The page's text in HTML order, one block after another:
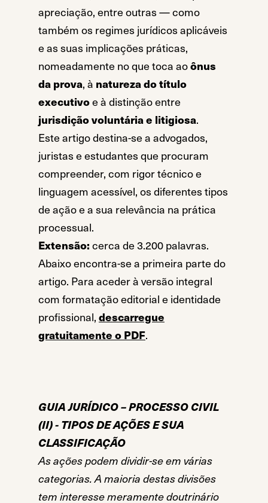
apreciação, entre outras — como
também os regimes jurídicos aplicáveis
e as suas implicações práticas,
nomeadamente no que toca aoônus
da prova, à natureza do título
executivoe à distinção entre
jurisdição voluntária e litigiosa.
Este artigo destina-se a advogados,
juristas e estudantes que procuram
compreender, com rigor técnico e
linguagem acessível, os diferentes tipos
de ação e a sua relevância na prática
processual.
Extensão: cerca de 3.200 palavras.
Abaixo encontra-se a primeira parte do
artigo. Para aceder à versão integral
com formatação editorial e identidade
profissional, descarregue
gratuitamente o PDF.
GUIA JURÍDICO – PROCESSO CIVIL
(II) - TIPOS DE AÇÕES E SUA
CLASSIFICAÇÃO
As ações podem dividir-se em várias
categorias. A maioria destas divisões
tem interesse meramente doutrinário